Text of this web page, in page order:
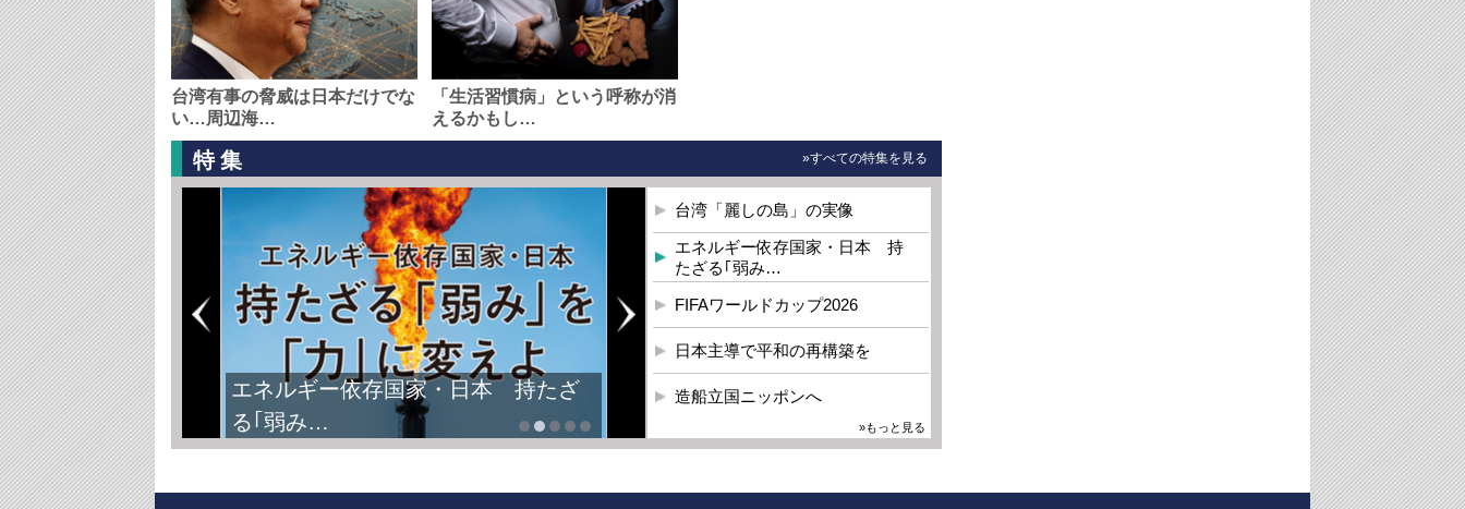
台湾有事の脅威は日本だけでな
い…周辺海…
「生活習慣病」という呼称が消
えるかもし…
特集 »すべての特集を見る
エネルギー依存国家・日本 持たざ
る｢弱み…
台湾「麗しの島」の実像
エネルギー依存国家・日本 持
たざる｢弱み…
FIFAワールドカップ2026
日本主導で平和の再構築を
造船立国ニッポンへ
»もっと見る